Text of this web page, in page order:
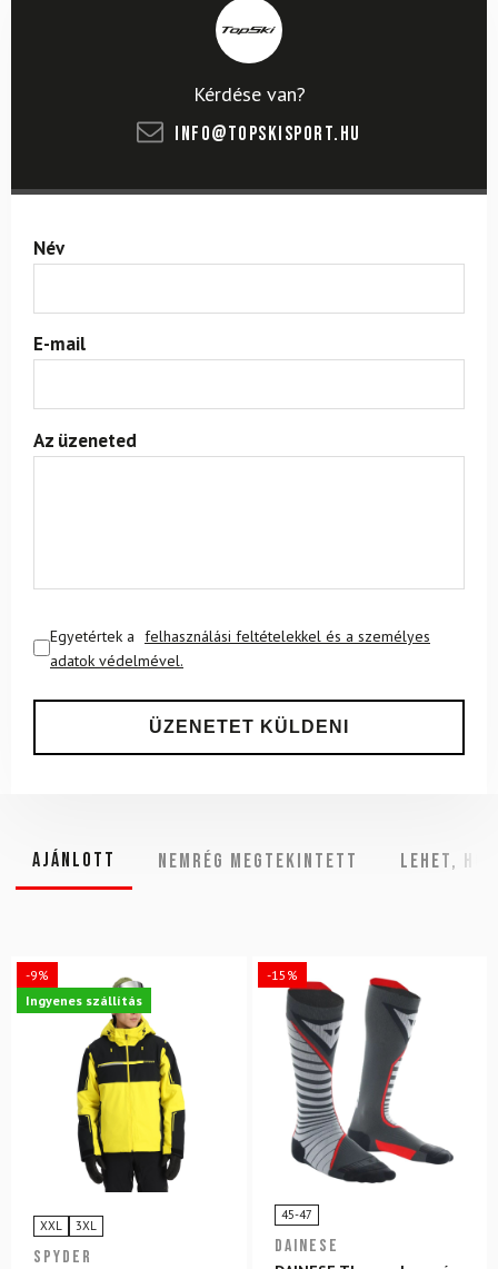
Kérdése van?
info@topskisport.hu
Név
E-mail
Az üzeneted
Egyetértek a felhasználási feltételekkel és a személyes
adatok védelmével.
Ajánlott NEMRÉG MEGTEKINTETT Lehet,
-9%
Ingyenes szállítás
XXL 3XL
SPYDER
-15%
45-47
DAINESE